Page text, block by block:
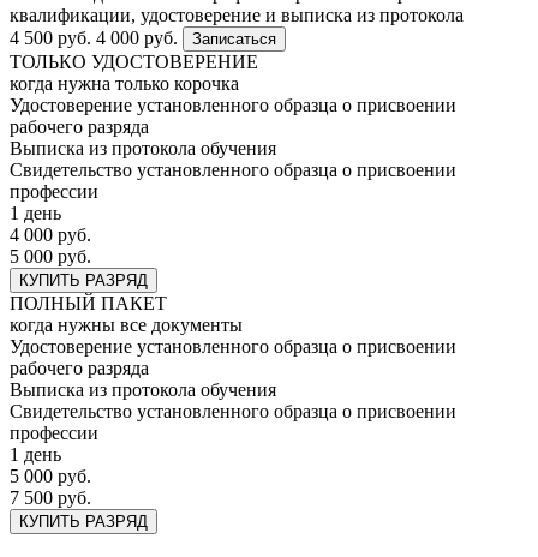
квалификации, удостоверение и выписка из протокола
4 500 руб. 4 000 руб. Записаться
ТОЛЬКО УДОСТОВЕРЕНИЕ
когда нужна только корочка
Удостоверение установленного образца о присвоении
рабочего разряда
Выписка из протокола обучения
Свидетельство установленного образца о присвоении
профессии
1 день
4 000 руб.
5 000 руб.
КУПИТЬ РАЗРЯД
ПОЛНЫЙ ПАКЕТ
когда нужны все документы
Удостоверение установленного образца о присвоении
рабочего разряда
Выписка из протокола обучения
Свидетельство установленного образца о присвоении
профессии
1 день
5 000 руб.
7 500 руб.
КУПИТЬ РАЗРЯД